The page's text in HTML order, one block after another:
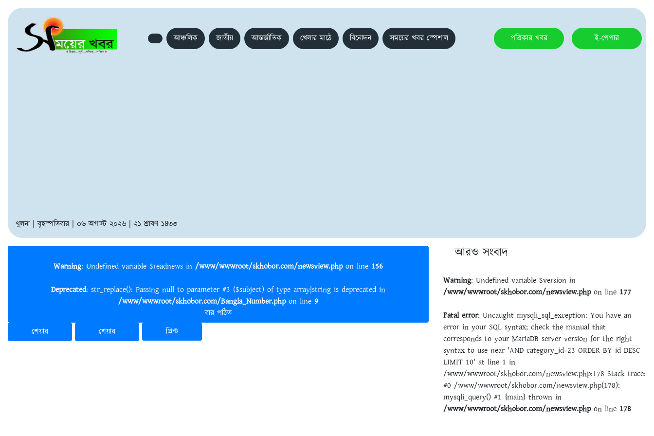
আঞ্চলিক জাতীয় আন্তর্জাতিক খেলার মাঠে বিনোদন সময়ের খবর স্পেশাল পত্রিকার খবর ই-পেপার
খুলনা | বৃহস্পতিবার | ০৬ অগাস্ট ২০২৬ | ২১ শ্রাবণ ১৪৩৩
Warning : Undefined variable $readnews in /www/wwwroot/skhobor.com/newsview.phpon line 156
Deprecated : str_replace(): Passing null to parameter #3 ($subject) of type array|string is deprecated in
/www/wwwroot/skhobor.com/Bangla_Number.phpon line 9
বার পঠিত
শেয়ার
শেয়ার প্রিন্ট
আরও সংবাদ
Warning: Undefined variable $version in
/www/wwwroot/skhobor.com/newsview.phpon line 177
Fatal error: Uncaught mysqli_sql_exception: You have an
error in your SQL syntax; check the manual that
corresponds to your MariaDB server version for the right
syntax to use near 'AND category_id=23 ORDER BY id DESC
LIMIT 10' at line 1 in
/www/wwwroot/skhobor.com/newsview.php:178 Stack trace:
#0 /www/wwwroot/skhobor.com/newsview.php(178):
mysqli_query() #1 {main} thrown in
/www/wwwroot/skhobor.com/newsview.phpon line 178